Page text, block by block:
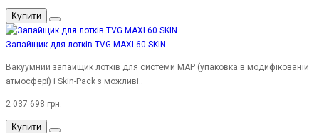
Купити
Запайщик для лотків TVG MAXI 60 SKIN
Вакуумний запайщик лотків для системи MAP (упаковка в модифікованій
атмосфері) і Skin-Pack з можливі..
2 037 698 грн.
Купити